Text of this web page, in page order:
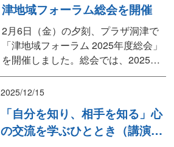
ら藤田事務局長を迎え、女性組合員
らとともに交流を深めました。意見
交換会では、美味しいデザート＆パ
ンブッフェを楽しみながら、
津地域フォーラム総会を開催
2月6日（金）の夕刻、プラザ洞津で
「津地域フォーラム 2025年度総会」
を開催しました。総会では、2025年
度の活動経過報告に続き、「2026年
度活動方針」および「役員選出」の
度は、先の津市議会議員選挙で当選
した推薦議員9名と連携を密にし、自
2025/12/15
「自分を知り、相手を知る」心
の交流を学ぶひととき（講演と